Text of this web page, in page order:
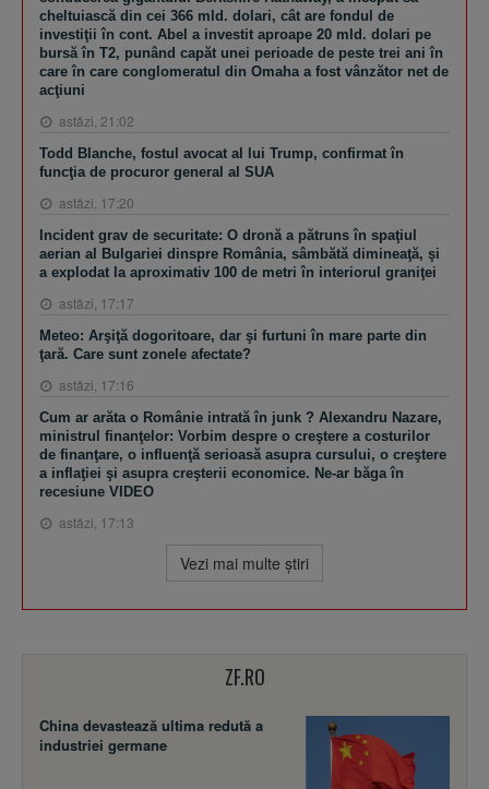
cheltuiască din cei 366 mld. dolari, cât are fondul de
investiţii în cont. Abel a investit aproape 20 mld. dolari pe
bursă în T2, punând capăt unei perioade de peste trei ani în
care în care conglomeratul din Omaha a fost vânzător net de
acţiuni
astăzi, 21:02
Todd Blanche, fostul avocat al lui Trump, confirmat în
funcţia de procuror general al SUA
astăzi, 17:20
Incident grav de securitate: O dronă a pătruns în spaţiul
aerian al Bulgariei dinspre România, sâmbătă dimineaţă, şi
a explodat la aproximativ 100 de metri în interiorul graniţei
astăzi, 17:17
Meteo: Arşiţă dogoritoare, dar şi furtuni în mare parte din
ţară. Care sunt zonele afectate?
astăzi, 17:16
Cum ar arăta o Românie intrată în junk ? Alexandru Nazare,
ministrul finanţelor: Vorbim despre o creştere a costurilor
de finanţare, o influenţă serioasă asupra cursului, o creştere
a inflaţiei şi asupra creşterii economice. Ne-ar băga în
recesiune VIDEO
astăzi, 17:13
Vezi mai multe ştiri
ZF.RO
China devastează ultima redută a
industriei germane